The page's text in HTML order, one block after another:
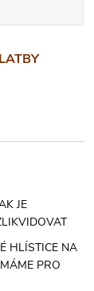
JE
HLÍSTICE NA
PRO